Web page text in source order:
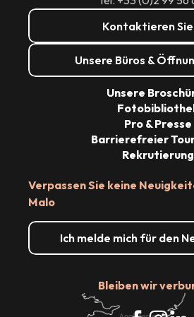
Kontaktieren Sie
Unsere Büros &
Verpassen Sie keine
Malo
Ich melde mich für den
Bleiben wir
Unsere
Pro & Presse
Barrierefreier
Rekrutierung